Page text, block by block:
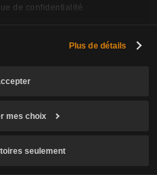
de confidentialité.
Plus de détails
mes choix
seulement
conformément à l'article 27 du
data-protection-representative
BV
Unit 3D North Point House